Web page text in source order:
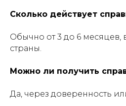
Сколько действует
Обычно от 3 до 6 месяцев,
страны.
Можно ли получить
Да, через доверенность